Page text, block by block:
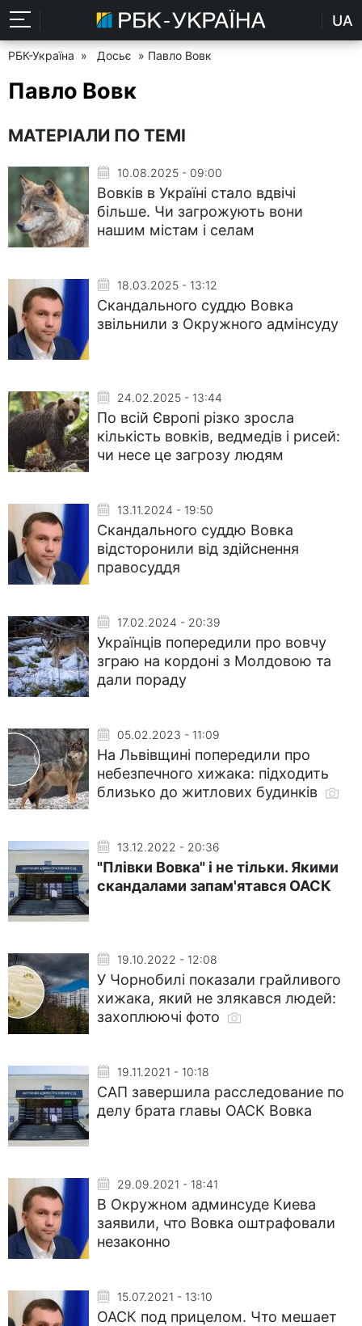
UA
РБК-Україна » Досьє » Павло Вовк
Павло Вовк
МАТЕРІАЛИ ПО ТЕМІ
10.08.2025 - 09:00
Вовків в Україні стало вдвічі
більше. Чи загрожують вони
нашим містам і селам
18.03.2025 - 13:12
Скандального суддю Вовка
звільнили з Окружного адмінсуду
24.02.2025 - 13:44
По всій Європі різко зросла
кількість вовків, ведмедів і рисей:
чи несе це загрозу людям
13.11.2024 - 19:50
Скандального суддю Вовка
відсторонили від здійснення
правосуддя
17.02.2024 - 20:39
Українців попередили про вовчу
зграю на кордоні з Молдовою та
дали пораду
05.02.2023 - 11:09
На Львівщині попередили про
небезпечного хижака: підходить
близько до житлових будинків
13.12.2022 - 20:36
"Плівки Вовка" і не тільки. Якими
скандалами запам'ятався ОАСК
19.10.2022 - 12:08
У Чорнобилі показали грайливого
хижака, який не злякався людей:
захоплюючі фото
19.11.2021 - 10:18
САП завершила расследование по
делу брата главы ОАСК Вовка
29.09.2021 - 18:41
В Окружном админсуде Киева
заявили, что Вовка оштрафовали
незаконно
15.07.2021 - 13:10
ОАСК под прицелом. Что мешает